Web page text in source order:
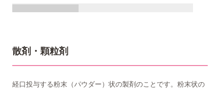
散剤・顆粒剤
経口投与する粉末（パウダー）状の製剤のことです。粉末状の